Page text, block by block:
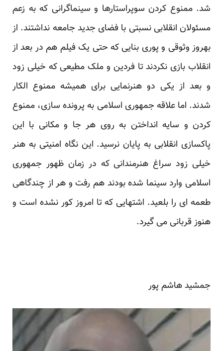
شد. ممنوع کردن سوپراستارها و سینماگرانی که به زعم
مسئولان انقلابی نسبتی با فضای جدید جامعه نداشتند. از
بهروز وثوقی و پوری بنایی که حتی یک فیلم هم در بعد از
انقلاب بازی نکردند تا فردین و ملک مطیعی که خیلی زود
و بعد از یکی دو هنرنمایی برای همیشه ممنوع الکار
شدند. اما علاقه جمهوری اسلامی به پرونده سازی، ممنوع
کردن و سایه انداختن به روی هر جا و مکانی با این
پاکسازی انقلابی به پایان نرسید. این نگاه امنیتی به هنر
خیلی زود سراغ هنرمندانی که در زمان ظهور جمهوری
اسلامی وارد سینما شده بودند هم رفت و هر از چندگاهی
طعمه ای را بلعید. اشتهایی که تا امروز کور نشده است و
هنوز قربانی می گیرد.
جمشید هاشم پور